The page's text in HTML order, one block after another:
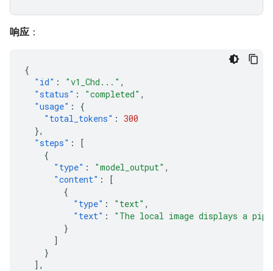
响应 ：
{
"id" : "v1_Chd..." ,
"status" : "completed" ,
"usage" :
{
"total_tokens" : 300
},
"steps" :
[
{
"type" : "model_output" ,
"content" :
[
{
"type" : "text" ,
"text" :
"The local image displays a
}
]
}
],